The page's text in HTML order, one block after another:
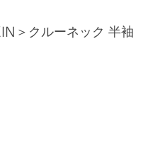
＞クルーネック 半袖